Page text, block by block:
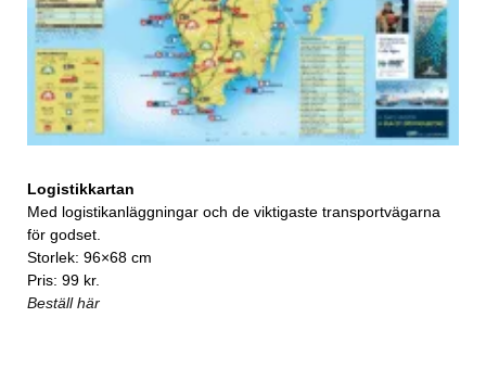
Logistikkartan
Med logistikanläggningar och de viktigaste transportvägarna
för godset.
Storlek: 96×68 cm
Pris: 99 kr.
Beställ här